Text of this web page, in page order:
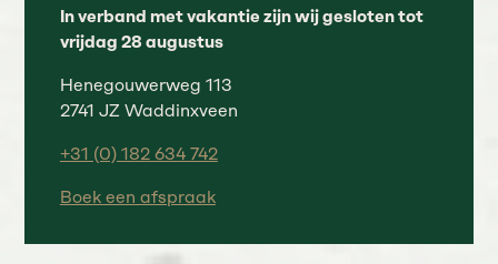
In verband met vakantie zijn wij gesloten tot
vrijdag 28 augustus
Henegouwerweg 113
2741 JZ Waddinxveen
+31 (0) 182 634 742
Boek een afspraak